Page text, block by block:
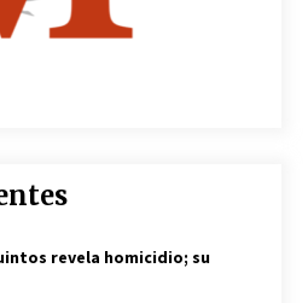
revela homicidio; su